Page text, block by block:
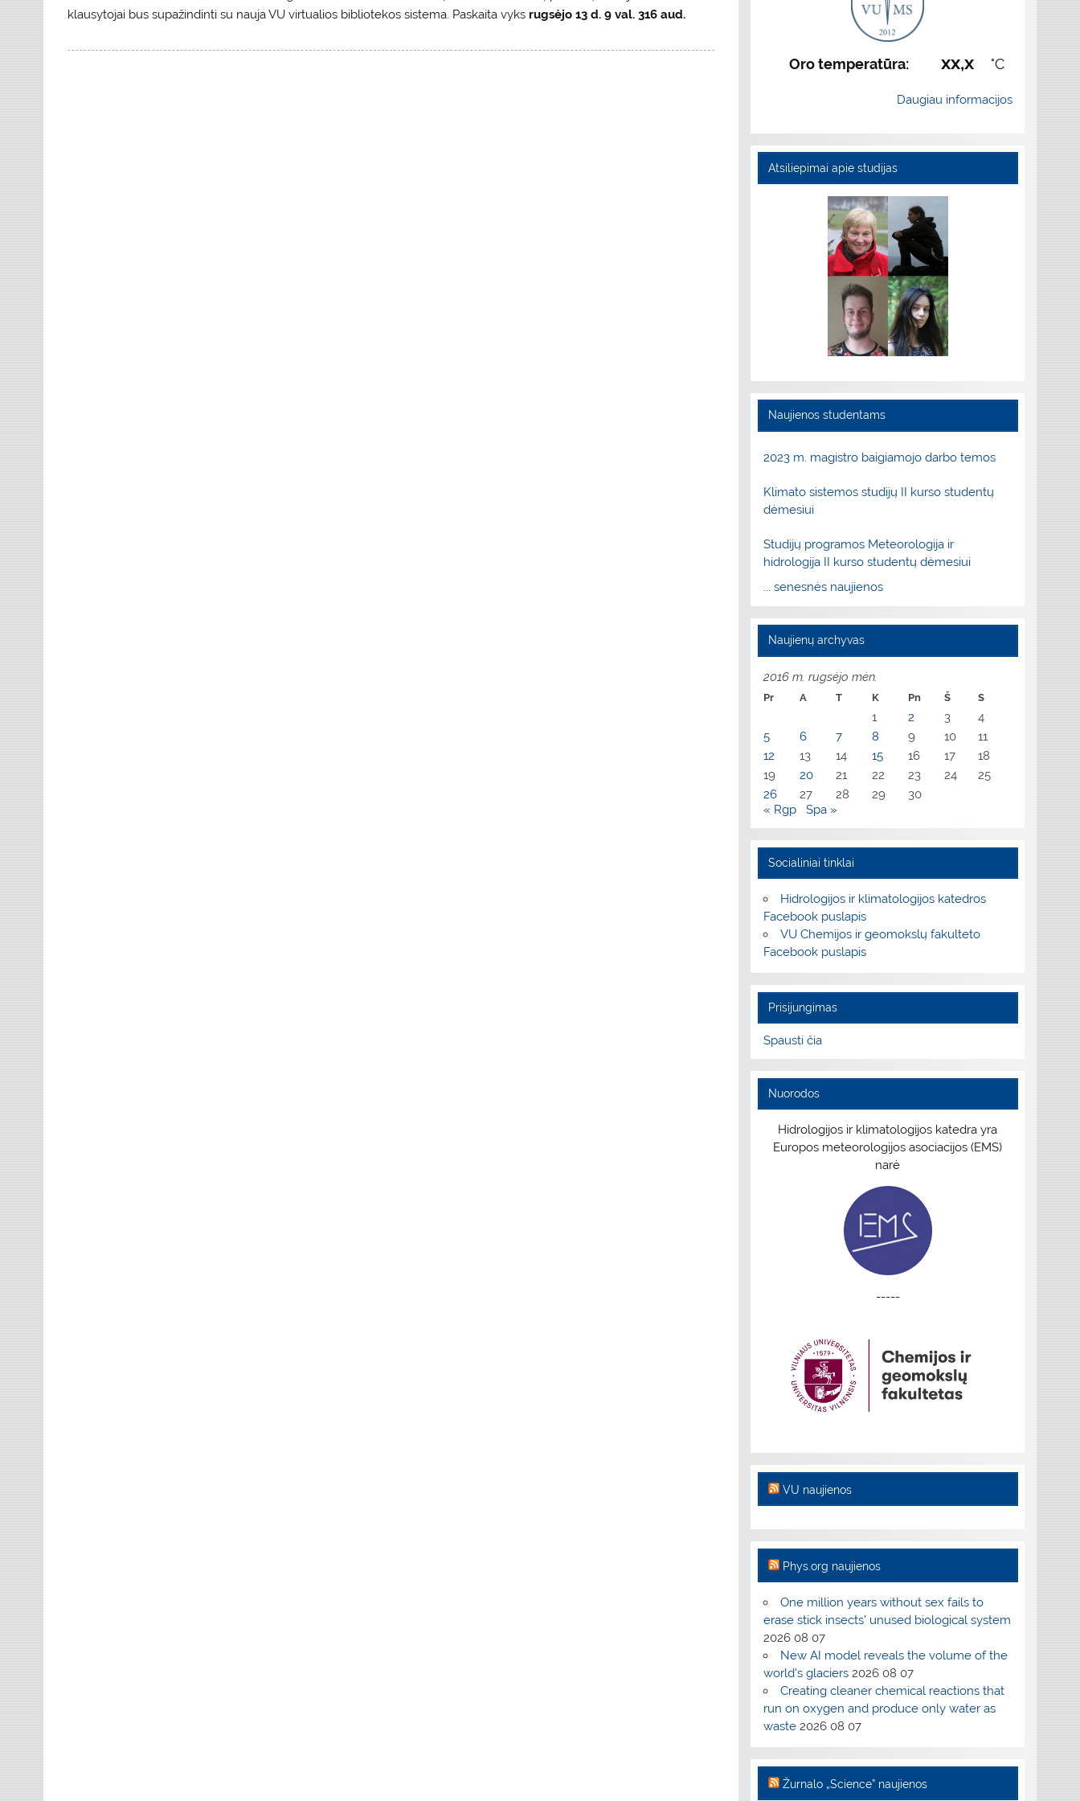
klausytojai bus supažindinti su nauja VU virtualios bibliotekos sistema. Paskaita vyks rugsėjo 13 d. 9 val. 316 aud.
Oro temperatūra: xx,x °C
Daugiau informacijos
Atsiliepimai apie studijas
Naujienos studentams
2023 m. magistro baigiamojo darbo temos
Klimato sistemos studijų II kurso studentų
dėmesiui
Studijų programos Meteorologija ir
hidrologija II kurso studentų dėmesiui
... senesnės naujienos
Naujienų archyvas
2016 m. rugsėjo mėn.
Pr A T K Pn Š S
1 2 3
4
5
6 7 8 9 10
11
12
13 14 15 16 17
18
19
20 21 22 23 24
25
26
27 28 29
30
« Rgp
Spa »
Socialiniai tinklai
Hidrologijos ir klimatologijos katedros
Facebook puslapis
VU Chemijos ir geomokslų fakulteto
Facebook puslapis
Prisijungimas
Spausti čia
Nuorodos
Hidrologijos ir klimatologijos katedra yra
Europos meteorologijos asociacijos (EMS)
narė
-----
VU naujienos
Phys.org naujienos
One million years without sex fails to
erase stick insects' unused biological system
2026 08 07
New AI model reveals the volume of the
world's glaciers 2026 08 07
Creating cleaner chemical reactions that
run on oxygen and produce only water as
waste 2026 08 07
Žurnalo „Science” naujienos